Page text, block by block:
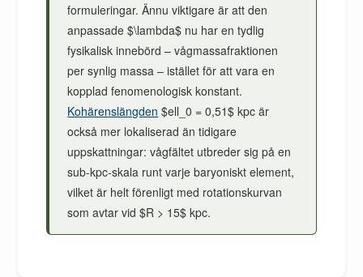
formuleringar. Ännu viktigare är att den
anpassade $\lambda$ nu har en tydlig
fysikalisk innebörd – vågmassafraktionen
per synlig massa – istället för att vara en
kopplad fenomenologisk konstant.
Kohärenslängden $ell_0 = 0,51$ kpc är
också mer lokaliserad än tidigare
uppskattningar: vågfältet utbreder sig på en
sub-kpc-skala runt varje baryoniskt element,
vilket är helt förenligt med rotationskurvan
som avtar vid $R > 15$ kpc.